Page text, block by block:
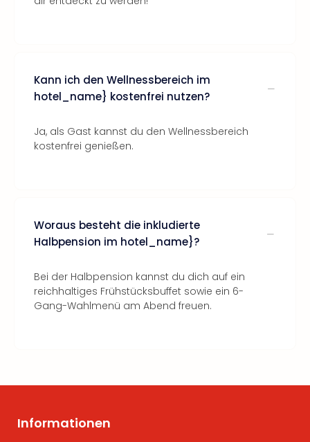
Kann ich den Wellnessbereich im
hotel_name} kostenfrei nutzen?
Ja, als Gast kannst du den Wellnessbereich
kostenfrei genießen.
Woraus besteht die inkludierte
Halbpension im hotel_name}?
Bei der Halbpension kannst du dich auf ein
reichhaltiges Frühstücksbuffet sowie ein 6-
Gang-Wahlmenü am Abend freuen.
Informationen